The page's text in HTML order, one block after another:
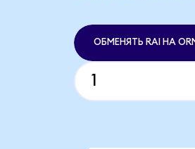
ОБМЕНЯТЬ RAI НА